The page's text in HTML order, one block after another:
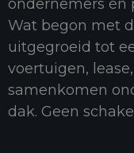
ondernemers én
Wat begon met
uitgegroeid tot
voertuigen,
samenkomen
dak. Geen